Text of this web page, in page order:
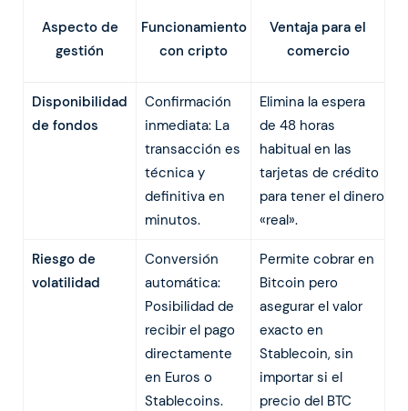
Aspecto de
gestión
Funcionamiento
con cripto
Ventaja para el
comercio
Disponibilidad
de fondos
Confirmación
inmediata: La
transacción es
técnica y
definitiva en
minutos.
Elimina la espera
de 48 horas
habitual en las
tarjetas de crédito
para tener el dinero
«real».
Riesgo de
volatilidad
Conversión
automática:
Posibilidad de
recibir el pago
directamente
en Euros o
Stablecoins.
Permite cobrar en
Bitcoin pero
asegurar el valor
exacto en
Stablecoin, sin
importar si el
precio del BTC